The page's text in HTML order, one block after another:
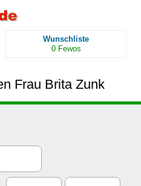
Wunschliste
0 Fewos
Frau Brita Zunk